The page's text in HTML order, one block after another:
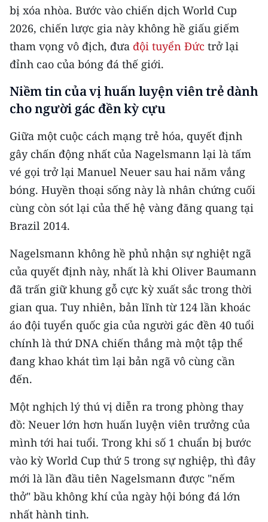
Media Văn hóa
Media Xã hội
Media Pháp luật
Media Du lịch
Media Thế giới
Media Thể thao
Media Giáo dục
Media Y tế
Media Khoa học - Công nghệ
Media Môi trường
Ảnh
Infographic
TIN MỚI
TIN ĐỊA PHƯƠNG
Đồng bằng sông Hồng
Bắc Trung Bộ
Duyên hải Nam Trung Bộ và Tây
Nguyên
Đông Nam Bộ
bị xóa nhòa. Bước vào chiến dịch World Cup
2026, chiến lược gia này không hề giấu giếm
tham vọng vô địch, đưa đội tuyển Đức trở lại
đỉnh cao của bóng đá thế giới.
Niềm tin của vị huấn luyện viên trẻ dành
cho người gác đền kỳ cựu
Giữa một cuộc cách mạng trẻ hóa, quyết định
gây chấn động nhất của Nagelsmann lại là tấm
vé gọi trở lại Manuel Neuer sau hai năm vắng
bóng. Huyền thoại sống này là nhân chứng cuối
cùng còn sót lại của thế hệ vàng đăng quang tại
Brazil 2014.
Nagelsmann không hề phủ nhận sự nghiệt ngã
của quyết định này, nhất là khi Oliver Baumann
đã trấn giữ khung gỗ cực kỳ xuất sắc trong thời
gian qua. Tuy nhiên, bản lĩnh từ 124 lần khoác
áo đội tuyển quốc gia của người gác đền 40 tuổi
chính là thứ DNA chiến thắng mà một tập thể
đang khao khát tìm lại bản ngã vô cùng cần
đến.
Một nghịch lý thú vị diễn ra trong phòng thay
đồ: Neuer lớn hơn huấn luyện viên trưởng của
mình tới hai tuổi. Trong khi số 1 chuẩn bị bước
vào kỳ World Cup thứ 5 trong sự nghiệp, thì đây
mới là lần đầu tiên Nagelsmann được "nếm
thở" bầu không khí của ngày hội bóng đá lớn
nhất hành tinh.